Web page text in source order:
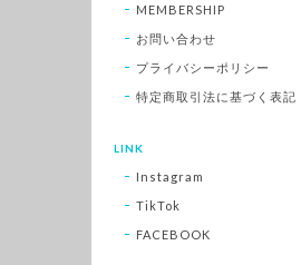
MEMBERSHIP
お問い合わせ
プライバシーポリシー
特定商取引法に基づく表記
LINK
Instagram
TikTok
FACEBOOK